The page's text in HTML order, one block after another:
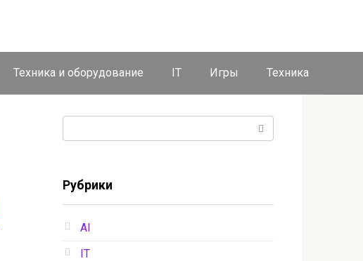
Техника и оборудование IT Игры Техника
Рубрики
AI
IT